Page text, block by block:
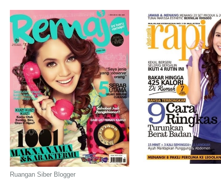
Ruangan Siber Blogger